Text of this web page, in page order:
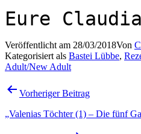
Eure Claudia
Veröffentlicht am 28/03/2018Von
Kategorisiert als Bastei Lübbe,
Adult/New Adult
Beitragsnavigation
Vorheriger Beitrag
„Valenias Töchter (1) – Die fünf